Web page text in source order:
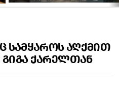
სამყაროს აღქმით
გიგა ქარელთან